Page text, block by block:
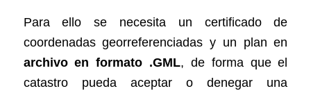
Para ello se necesita un certificado de
coordenadas georreferenciadas y un plan en
archivo en formato .GML, de forma que el
catastro pueda aceptar o denegar una